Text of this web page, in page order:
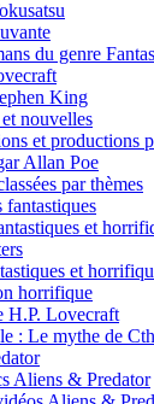
du genre
King
nouvelles
et productions
Allan Poe
par thèmes
fantastiques
et
et
horrifique
H.P. Lovecraft
: Le mythe de
Aliens & Predator